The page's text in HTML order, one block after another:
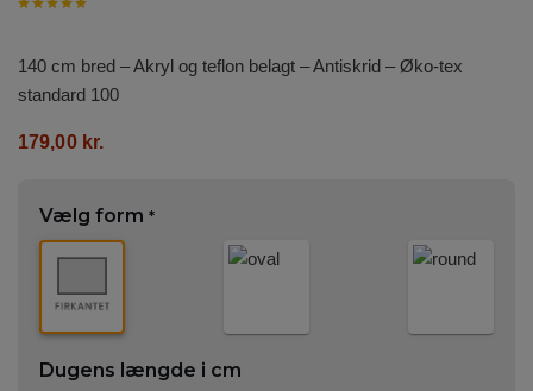
140 cm bred – Akryl og teflon belagt – Antiskrid – Øko-tex
standard 100
179,00 kr.
Vælg form *
Dugens længde i cm